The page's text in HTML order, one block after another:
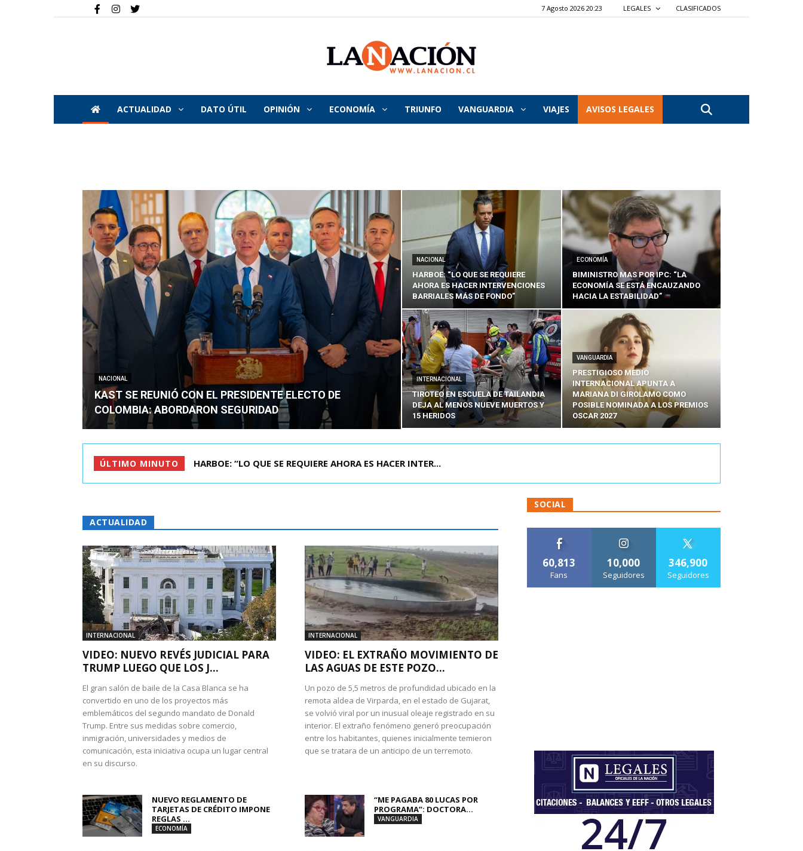
7 Agosto 2026 20:23 LEGALES CLASIFICADOS
La
Nación
ACTUALIDAD DATO ÚTIL OPINIÓN ECONOMÍA TRIUNFO VANGUARDIA VIAJES AVISOS LEGALES
NACIONAL
KAST SE REUNIÓ CON EL PRESIDENTE ELECTO DE
COLOMBIA: ABORDARON SEGURIDAD
NACIONAL
HARBOE: “LO QUE SE REQUIERE
AHORA ES HACER INTERVENCIONES
BARRIALES MÁS DE FONDO”
ECONOMÍA
BIMINISTRO MAS POR IPC: “LA
ECONOMÍA SE ESTÁ ENCAUZANDO
HACIA LA ESTABILIDAD”
INTERNACIONAL
TIROTEO EN ESCUELA DE TAILANDIA
DEJA AL MENOS NUEVE MUERTOS Y
15 HERIDOS
VANGUARDIA
PRESTIGIOSO MEDIO
INTERNACIONAL APUNTA A
MARIANA DI GIROLAMO COMO
POSIBLE NOMINADA A LOS PREMIOS
OSCAR 2027
ÚLTIMO MINUTO BIMINISTRO MAS POR IPC: “LA ECONOMÍA SE ESTÁ ENC...
ACTUALIDAD
INTERNACIONAL
VIDEO: NUEVO REVÉS JUDICIAL PARA
TRUMP LUEGO QUE LOS J...
El gran salón de baile de la Casa Blanca se ha
convertido en uno de los proyectos más
emblemáticos del segundo mandato de Donald
Trump. Entre sus medidas sobre comercio,
inmigración, universidades y medios de
comunicación, esta iniciativa ocupa un lugar central
en su discurso.
INTERNACIONAL
VIDEO: EL EXTRAÑO MOVIMIENTO DE
LAS AGUAS DE ESTE POZO...
Un pozo de 5,5 metros de profundidad ubicado en la
remota aldea de Virparda, en el estado de Gujarat,
se volvió viral por un inusual oleaje registrado en su
interior. El extraño fenómeno generó preocupación
entre los habitantes, quienes inicialmente temieron
que se tratara de un anticipo de un terremoto.
NUEVO REGLAMENTO DE
TARJETAS DE CRÉDITO IMPONE
REGLAS ...
ECONOMÍA
“ME PAGABA 80 LUCAS POR
PROGRAMA”: DOCTORA...
VANGUARDIA
SOCIAL
60,813
Fans
10,000
Seguidores
346,900
Seguidores